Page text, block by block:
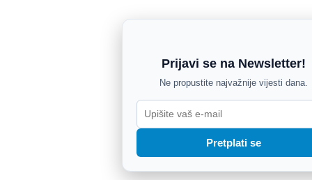
Prijavi se na Newsletter!
Ne propustite najvažnije vijesti dana.
Pretplati se